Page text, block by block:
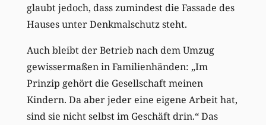
glaubt jedoch, dass zumindest die Fassade des
Hauses unter Denkmalschutz steht.
Auch bleibt der Betrieb nach dem Umzug
gewissermaßen in Familienhänden: „Im
Prinzip gehört die Gesellschaft meinen
Kindern. Da aber jeder eine eigene Arbeit hat,
sind sie nicht selbst im Geschäft drin.“ Das